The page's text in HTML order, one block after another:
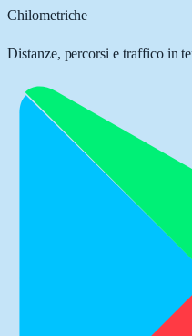
Chilometriche
Distanze, percorsi e traffico in